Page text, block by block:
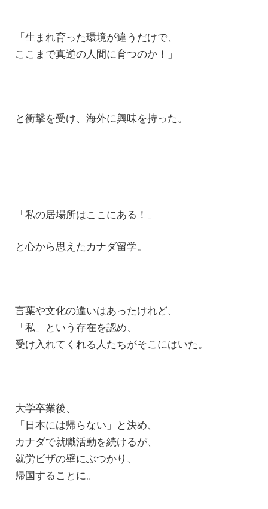
「生まれ育った環境が違うだけで、
ここまで真逆の人間に育つのか！」
と衝撃を受け、海外に興味を持った。
「私の居場所はここにある！」
と心から思えたカナダ留学。
言葉や文化の違いはあったけれど、
「私」という存在を認め、
受け入れてくれる人たちがそこにはいた。
大学卒業後、
「日本には帰らない」と決め、
カナダで就職活動を続けるが、
就労ビザの壁にぶつかり、
帰国することに。